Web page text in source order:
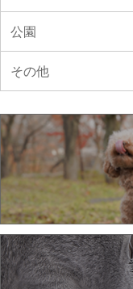
公園
その他